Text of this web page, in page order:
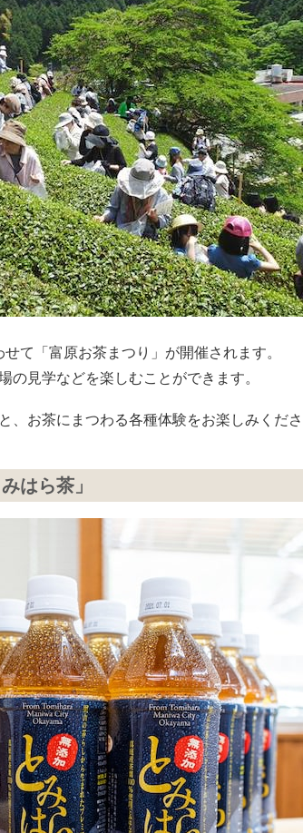
て「富原お茶まつり」が開催されます。
の見学などを楽しむことができます。
、お茶にまつわる各種体験をお楽しみくだ
はら茶」